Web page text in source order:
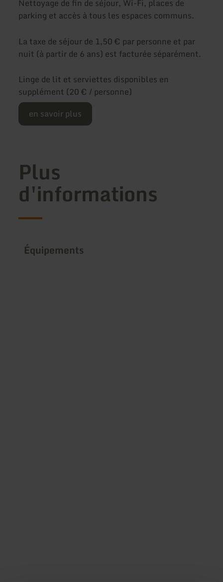
Nettoyage de fin de séjour, Wi-Fi, places de
parking et accès à tous les espaces communs.
La taxe de séjour de 1,50 € par personne et par
nuit (à partir de 6 ans) est facturée séparément.
Linge de lit et serviettes disponibles en
supplément (20 € / personne)
en savoir plus
Plus
d'informations
Équipements